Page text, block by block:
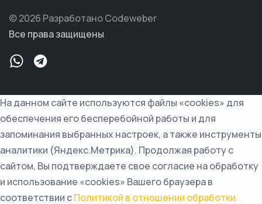
© 2026 Разработано Codeweber
Все права защищены
На данном сайте используются файлы «cookies» для
обеспечения его бесперебойной работы и для
запоминания выбранных настроек, а также инструменты
аналитики (Яндекс.Метрика). Продолжая работу с
сайтом, Вы подтверждаете свое согласие на обработку
и использование «cookies» Вашего браузера в
соответствии сПолитикой в отношении обработки